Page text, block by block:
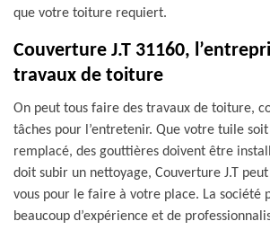
que votre toiture requiert.
Couverture J.T 31160,
travaux de toiture
On peut tous faire des travaux de toiture,
tâches pour l’entretenir. Que votre tuile
remplacé, des gouttières doivent être
doit subir un nettoyage, Couverture J.T peut
vous pour le faire à votre place. La société
beaucoup d’expérience et de